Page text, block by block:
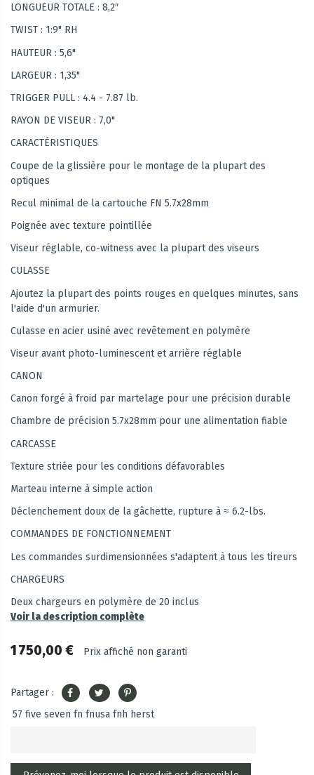
LONGUEUR TOTALE : 8,2″
TWIST : 1:9" RH
HAUTEUR : 5,6"
LARGEUR : 1,35"
TRIGGER PULL : 4.4 - 7.87 lb.
RAYON DE VISEUR : 7,0"
CARACTÉRISTIQUES
Coupe de la glissière pour le montage de la plupart des
optiques
Recul minimal de la cartouche FN 5.7x28mm
Poignée avec texture pointillée
Viseur réglable, co-witness avec la plupart des viseurs
CULASSE
Ajoutez la plupart des points rouges en quelques minutes, sans
l'aide d'un armurier.
Culasse en acier usiné avec revêtement en polymère
Viseur avant photo-luminescent et arrière réglable
CANON
Canon forgé à froid par martelage pour une précision durable
Chambre de précision 5.7x28mm pour une alimentation fiable
CARCASSE
Texture striée pour les conditions défavorables
Marteau interne à simple action
Déclenchement doux de la gâchette, rupture à ≈ 6.2-lbs.
COMMANDES DE FONCTIONNEMENT
Les commandes surdimensionnées s'adaptent à tous les tireurs
CHARGEURS
Deux chargeurs en polymère de 20 inclus
Voir la description complète
1 750,00 € Prix affiché non garanti
Partager :
57 five seven fn fnusa fnh herst